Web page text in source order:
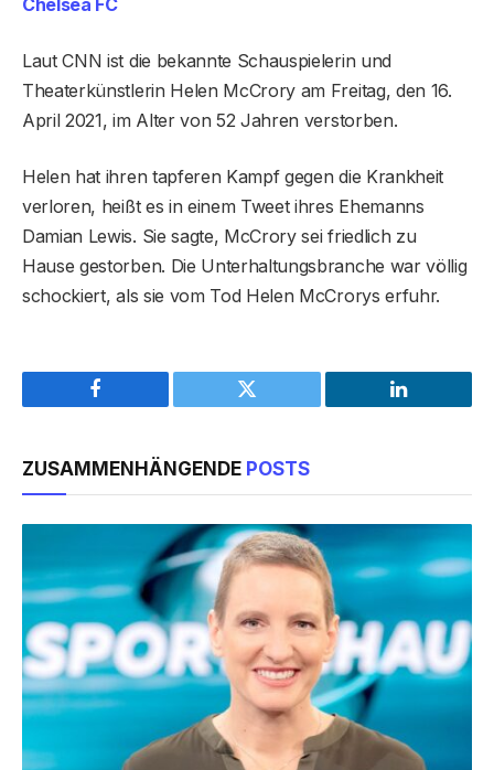
Laut CNN ist die bekannte Schauspielerin und
Theaterkünstlerin Helen McCrory am Freitag, den 16.
April 2021, im Alter von 52 Jahren verstorben.
Helen hat ihren tapferen Kampf gegen die Krankheit
verloren, heißt es in einem Tweet ihres Ehemanns
Damian Lewis. Sie sagte, McCrory sei friedlich zu
Hause gestorben. Die Unterhaltungsbranche war völlig
schockiert, als sie vom Tod Helen McCrorys erfuhr.
Facebook Twitter LinkedIn
ZUSAMMENHÄNGENDE POSTS